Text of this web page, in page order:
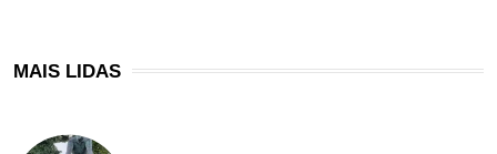
MAIS LIDAS